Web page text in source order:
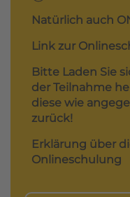
Natürlich auch
Link zur
Bitte Laden Sie
der Teilnahme
diese wie
zurück!
Erklärung über
Onlineschulung